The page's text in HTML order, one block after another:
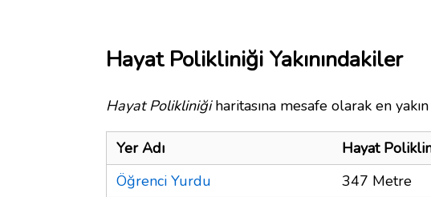
Hayat Polikliniği Yakınındakiler
Hayat Polikliniğiharitasına mesafe olarak en
Yer Adı
Hayat
Öğrenci Yurdu
347 Metre